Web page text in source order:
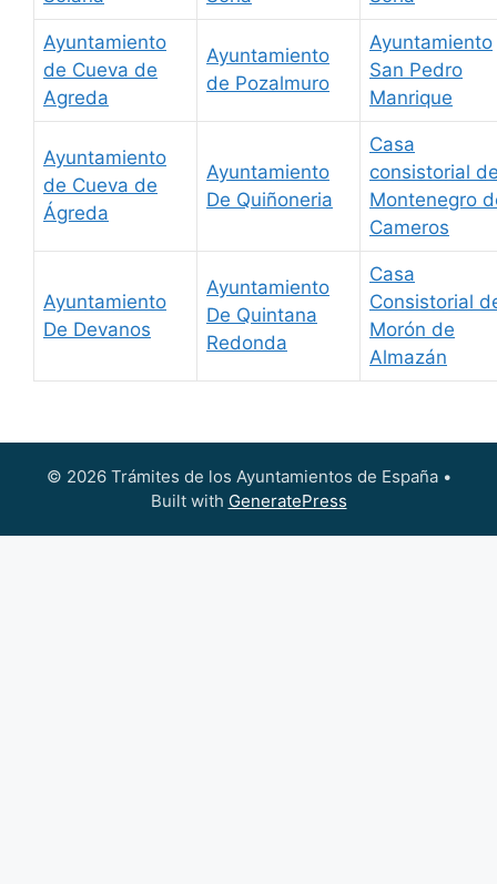
Ayuntamiento
de Cueva de
Agreda
Ayuntamiento
de Pozalmuro
Ayuntamiento
San Pedro
Manrique
Ayuntamiento
de Cueva de
Ágreda
Ayuntamiento
De Quiñoneria
Casa
consistorial
Montenegro
Cameros
Ayuntamiento
De Devanos
Ayuntamiento
De Quintana
Redonda
Casa
Consistorial
Morón de
Almazán
© 2026 Trámites de los Ayuntamientos de España•
Built with GeneratePress